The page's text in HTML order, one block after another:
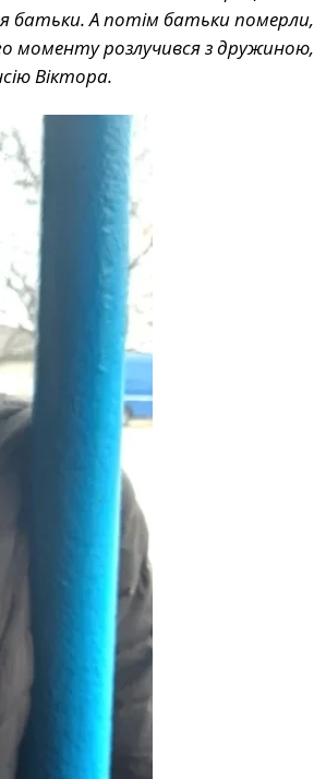
батьки. А потім батьки померли,
моменту розлучився з дружиною,
Віктора.